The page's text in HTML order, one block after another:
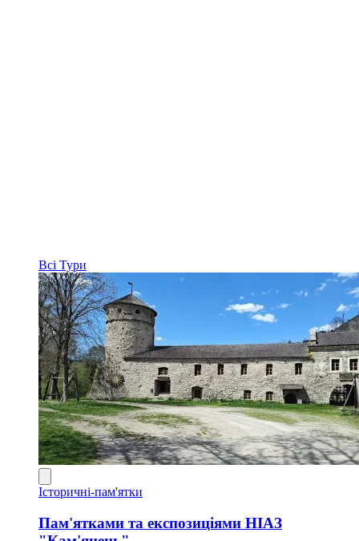
Всі Тури
Історичні-пам'ятки
Пам'ятками та експозиціями НІАЗ